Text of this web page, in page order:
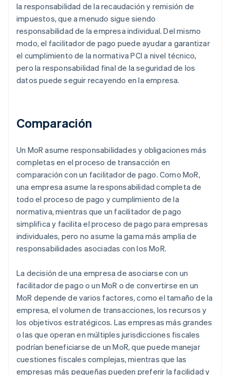
la responsabilidad de la recaudación y remisión de
impuestos, que a menudo sigue siendo
responsabilidad de la empresa individual. Del mismo
modo, el facilitador de pago puede ayudar a garantizar
el cumplimiento de la normativa PCI a nivel técnico,
pero la responsabilidad final de la seguridad de los
datos puede seguir recayendo en la empresa.
Comparación
Un MoR asume responsabilidades y obligaciones más
completas en el proceso de transacción en
comparación con un facilitador de pago. Como MoR,
una empresa asume la responsabilidad completa de
todo el proceso de pago y cumplimiento de la
normativa, mientras que un facilitador de pago
simplifica y facilita el proceso de pago para empresas
individuales, pero no asume la gama más amplia de
responsabilidades asociadas con los MoR.
La decisión de una empresa de asociarse con un
facilitador de pago o un MoR o de convertirse en un
MoR depende de varios factores, como el tamaño de la
empresa, el volumen de transacciones, los recursos y
los objetivos estratégicos. Las empresas más grandes
o las que operan en múltiples jurisdicciones fiscales
podrían beneficiarse de un MoR, que puede manejar
cuestiones fiscales complejas, mientras que las
empresas más pequeñas pueden preferir la facilidad y